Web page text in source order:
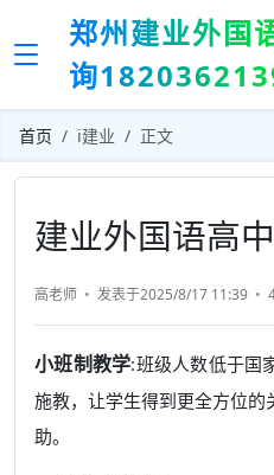
郑州建业外国
询
首页 i建业 正文
建业外国语高
高老师 发表于2025/8/17 11:39
小班制教学:班级人数低于国
施教，让学生得到更全方位
助。